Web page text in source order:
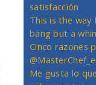
satisfacción
This is the
bang but a
Cinco razones
Me gusta lo